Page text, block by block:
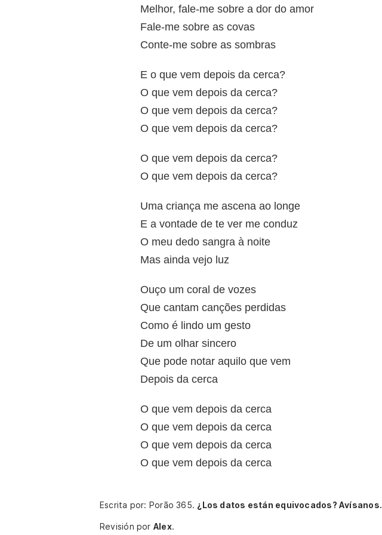
Melhor, fale-me sobre a dor do amor
Fale-me sobre as covas
Conte-me sobre as sombras
E o que vem depois da cerca?
O que vem depois da cerca?
O que vem depois da cerca?
O que vem depois da cerca?
O que vem depois da cerca?
O que vem depois da cerca?
Uma criança me ascena ao longe
E a vontade de te ver me conduz
O meu dedo sangra à noite
Mas ainda vejo luz
Ouço um coral de vozes
Que cantam canções perdidas
Como é lindo um gesto
De um olhar sincero
Que pode notar aquilo que vem
Depois da cerca
O que vem depois da cerca
O que vem depois da cerca
O que vem depois da cerca
O que vem depois da cerca
Escrita por: Porão 365. ¿Los datos están equivocados? Avísanos.
Revisión por Alex.